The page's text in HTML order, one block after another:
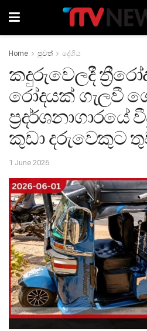
Home පුවත් දේශීය
කදුරුවෙලදී
රෝදයක් ගැලවී
ප්‍රදර්ශනාගාරයේ
කුඩා දරුවෙකුට
1 June 2026